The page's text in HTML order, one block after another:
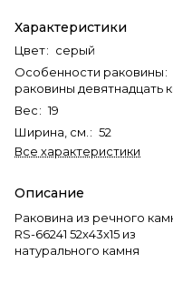
Характеристики
Цвет: серый
Особенности раковины:
раковины девятнадцать
Вес: 19
Ширина, см. : 52
Все характеристики
Описание
Раковина из речного
RS-66241 52х43х15 из
натурального камня